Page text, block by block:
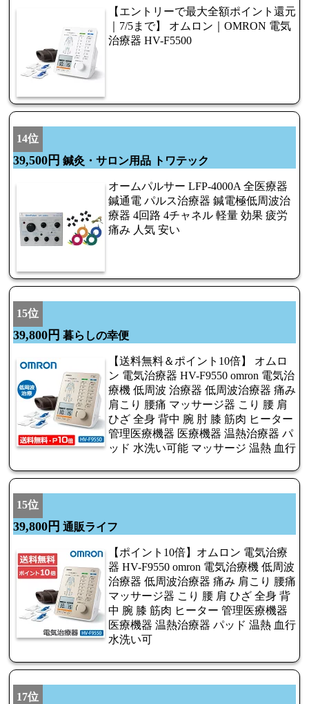
【エントリーで最大全額ポイント還元
｜7/5まで】 オムロン｜OMRON 電気
治療器 HV-F5500
14位
39,500円 鍼灸・サロン用品 トワテック
オームパルサー LFP-4000A 全医療器
鍼通電 パルス治療器 鍼電極低周波治
療器 4回路 4チャネル 軽量 効果 疲労
痛み 人気 安い
15位
39,800円 暮らしの幸便
【送料無料＆ポイント10倍】 オムロ
ン 電気治療器 HV-F9550 omron 電気治
療機 低周波 治療器 低周波治療器 痛み
肩こり 腰痛 マッサージ器 こり 腰 肩
ひざ 全身 背中 腕 肘 膝 筋肉 ヒーター
管理医療機器 医療機器 温熱治療器 パ
ッド 水洗い可能 マッサージ 温熱 血行
15位
39,800円 通販ライフ
【ポイント10倍】オムロン 電気治療
器 HV-F9550 omron 電気治療機 低周波
治療器 低周波治療器 痛み 肩こり 腰痛
マッサージ器 こり 腰 肩 ひざ 全身 背
中 腕 膝 筋肉 ヒーター 管理医療機器
医療機器 温熱治療器 パッド 温熱 血行
水洗い可
17位